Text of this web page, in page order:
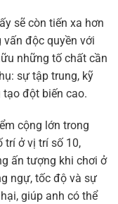
sẽ còn tiến xa hơn
vấn độc quyền với
những tố chất cần
sự tập trung, kỹ
đột biến cao.
cộng lớn trong
trí ở vị trí số 10,
ấn tượng khi chơi ở
ngự, tốc độ và sự
giúp anh có thể